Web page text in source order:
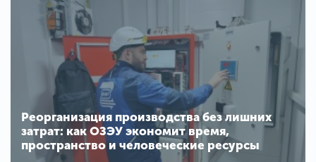
Реорганизация производства без лишних
затрат: как ОЗЭУ экономит время,
пространство и человеческие ресурсы